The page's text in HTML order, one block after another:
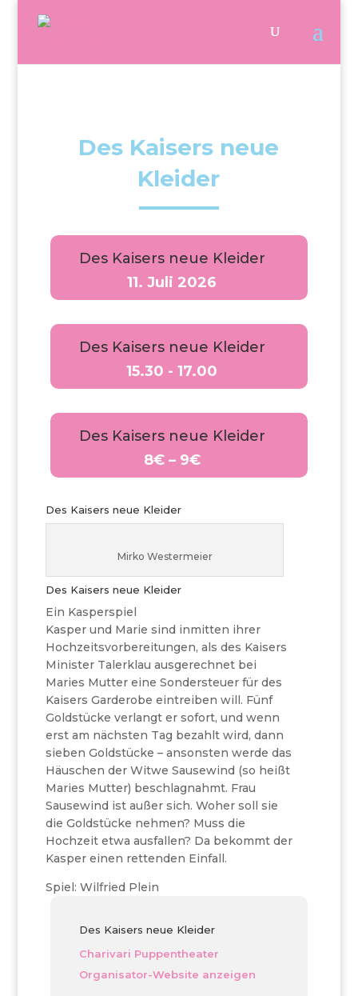
Des Kaisers neue
Kleider
Des Kaisers neue Kleider
11. Juli 2026
Des Kaisers neue Kleider
15.30 - 17.00
Des Kaisers neue Kleider
8€ – 9€
Des Kaisers neue Kleider
Mirko Westermeier
Des Kaisers neue Kleider
Ein Kasperspiel
Kasper und Marie sind inmitten ihrer
Hochzeitsvorbereitungen, als des Kaisers
Minister Talerklau ausgerechnet bei
Maries Mutter eine Sondersteuer für des
Kaisers Garderobe eintreiben will. Fünf
Goldstücke verlangt er sofort, und wenn
erst am nächsten Tag bezahlt wird, dann
sieben Goldstücke – ansonsten werde das
Häuschen der Witwe Sausewind (so heißt
Maries Mutter) beschlagnahmt. Frau
Sausewind ist außer sich. Woher soll sie
die Goldstücke nehmen? Muss die
Hochzeit etwa ausfallen? Da bekommt der
Kasper einen rettenden Einfall.
Spiel: Wilfried Plein
Des Kaisers neue Kleider
Charivari Puppentheater
Organisator-Website anzeigen